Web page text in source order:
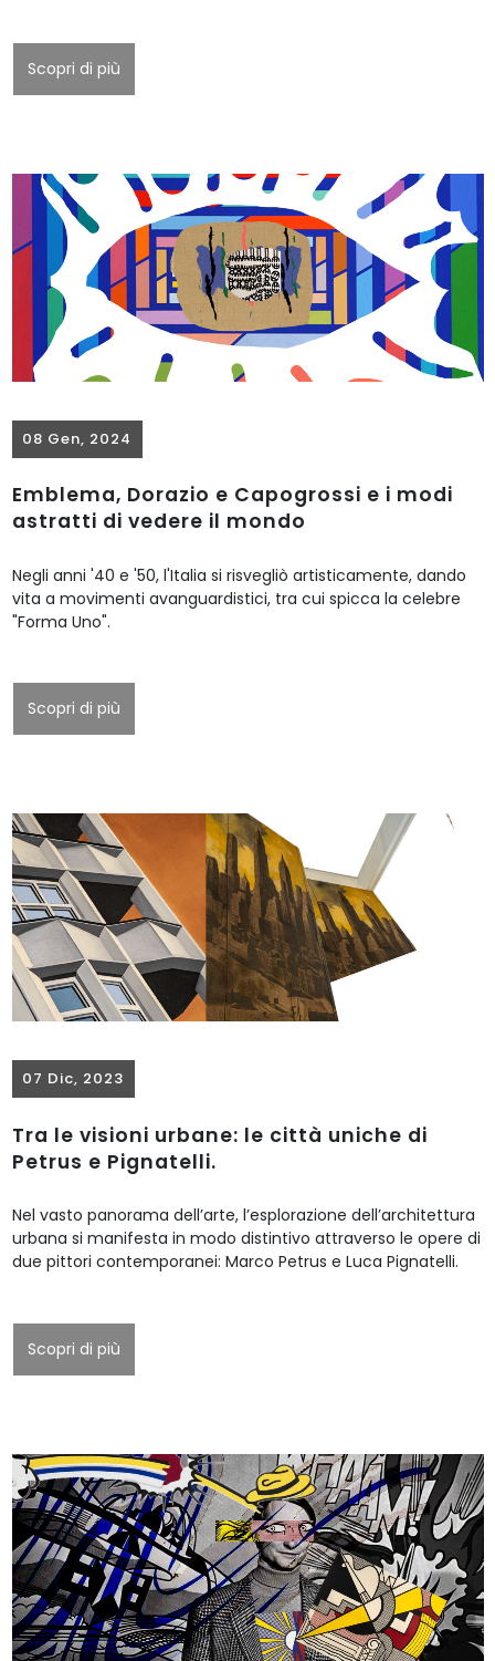
Scopri di più
08 Gen, 2024
Emblema, Dorazio e Capogrossi e i modi
astratti di vedere il mondo
Negli anni '40 e '50, l'Italia si risvegliò artisticamente, dando
vita a movimenti avanguardistici, tra cui spicca la celebre
"Forma Uno".
Scopri di più
07 Dic, 2023
Tra le visioni urbane: le città uniche di
Petrus e Pignatelli.
Nel vasto panorama dell’arte, l’esplorazione dell’architettura
urbana si manifesta in modo distintivo attraverso le opere di
due pittori contemporanei: Marco Petrus e Luca Pignatelli.
Scopri di più